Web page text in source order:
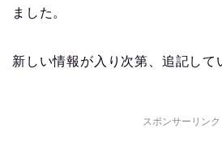
ました。
新しい情報が入り次第、追記して
スポンサーリンク